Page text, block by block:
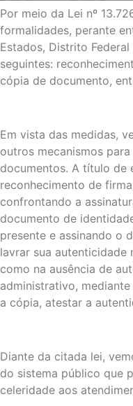
Por meio da Lei nº
formalidades, perante
Estados, Distrito
seguintes:
cópia de documento,
Em vista das medidas,
outros mecanismos
documentos. A título de
reconhecimento de
confrontando a
documento de
presente e assinando o
lavrar sua autenticidade
como na ausência de
administrativo,
a cópia, atestar a
Diante da citada lei,
do sistema público que
celeridade aos